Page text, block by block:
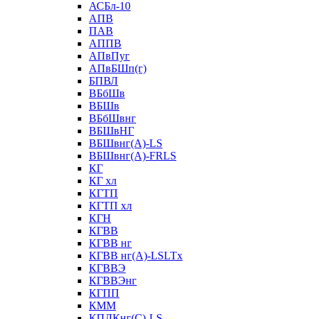
АСБл-10
АПВ
ПАВ
АППВ
АПвПуг
АПвБШп(г)
БПВЛ
ВБбШв
ВБШв
ВБбШвнг
ВБШвНГ
ВБШвнг(А)-LS
ВБШвнг(А)-FRLS
КГ
КГ хл
КГТП
КГТП хл
КГН
КГВВ
КГВВ нг
КГВВ нг(А)-LSLTx
КГВВЭ
КГВВЭнг
КГПП
КММ